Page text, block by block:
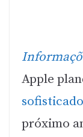
Apple
próximo